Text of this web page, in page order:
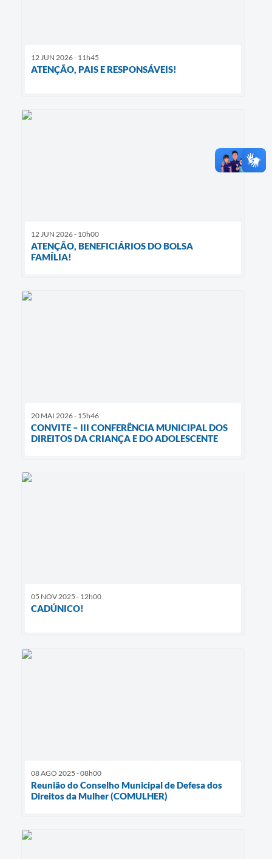
12 JUN 2026 - 11h45
ATENÇÃO, PAIS E RESPONSÁVEIS!
12 JUN 2026 - 10h00
ATENÇÃO, BENEFICIÁRIOS DO BOLSA
FAMÍLIA!
20 MAI 2026 - 15h46
CONVITE – III CONFERÊNCIA MUNICIPAL DOS
DIREITOS DA CRIANÇA E DO ADOLESCENTE
05 NOV 2025 - 12h00
CADÚNICO!
08 AGO 2025 - 08h00
Reunião do Conselho Municipal de Defesa dos
Direitos da Mulher (COMULHER)